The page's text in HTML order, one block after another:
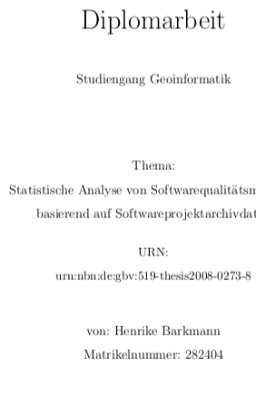
Diplomarbeit
Studiengang Geoinformatik
Thema:
Statistische Analyse von Softwarequalit ̈
basierend auf
URN:
urn:nbn:de:gbv:519-thesis2008-0273-8
von: Henrike Barkmann
Matrikelnummer: 282404